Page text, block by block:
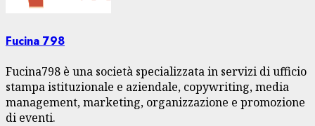
Fucina 798
Fucina798 è una società specializzata in servizi di ufficio
stampa istituzionale e aziendale, copywriting, media
management, marketing, organizzazione e promozione
di eventi.